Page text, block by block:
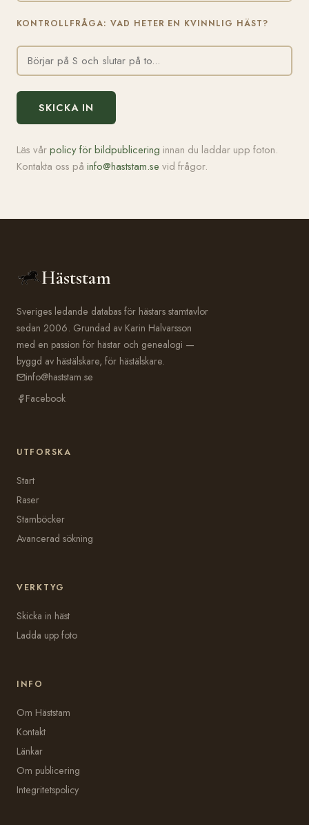
KONTROLLFRÅGA: VAD HETER EN KVINNLIG HÄST?
SKICKA IN
Läs vårpolicy för bildpublicering innan du laddar upp foton.
Kontakta oss på info@haststam.se vid frågor.
Häststam
Sveriges ledande databas för hästars stamtavlor
sedan 2006. Grundad av Karin Halvarsson
med en passion för hästar och genealogi —
byggd av hästälskare, för hästälskare.
info@haststam.se
Facebook
UTFORSKA
Start
Raser
Stamböcker
Avancerad sökning
VERKTYG
Skicka in häst
Ladda upp foto
INFO
Om Häststam
Kontakt
Länkar
Om publicering
Integritetspolicy